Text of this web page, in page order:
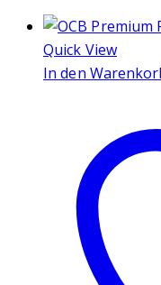
Quick View
In den